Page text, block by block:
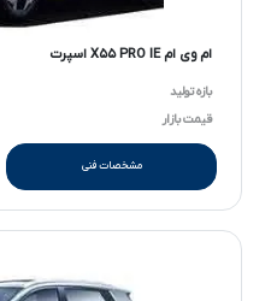
ام وی ام X۵۵ PRO IE اسپرت
بازه تولید
قیمت بازار
مشخصات فنی